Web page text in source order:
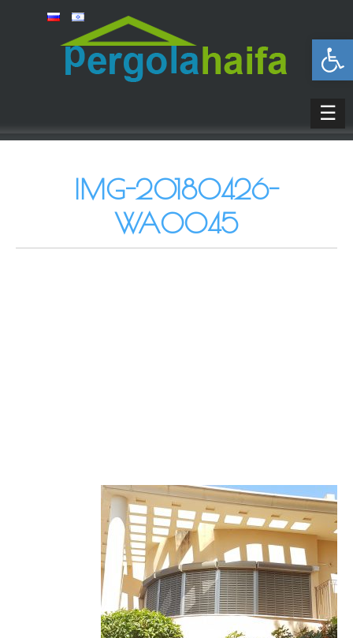
פתח סרגל נגישות
☰
IMG-20180426-
WA0045